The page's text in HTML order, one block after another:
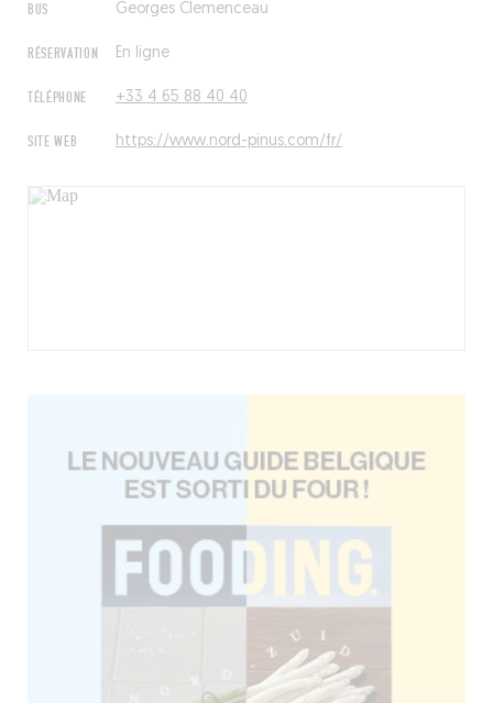
BUS Georges Clemenceau
RÉSERVATION En ligne
TÉLÉPHONE +33 4 65 88 40 40
SITE WEB https://www.nord-pinus.com/fr/